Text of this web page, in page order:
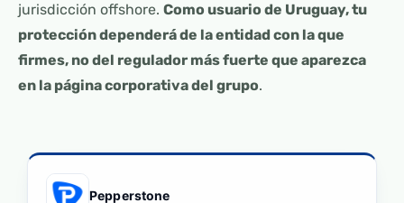
jurisdicción offshore. Como usuario de Uruguay, tu
protección dependerá de la entidad con la que
firmes, no del regulador más fuerte que aparezca
en la página corporativa del grupo.
Pepperstone